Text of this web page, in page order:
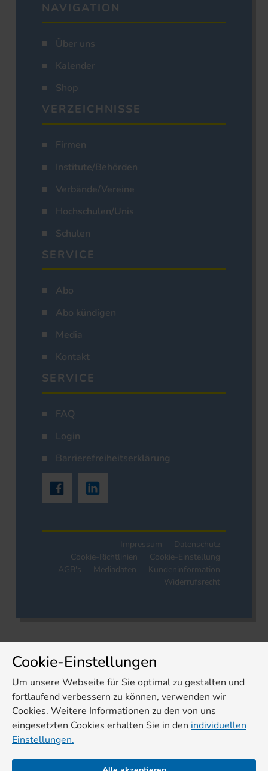
NAVIGATION
Über uns
Kalender
Shop
VERZEICHNISSE
Firmen
Institute/Behörden
Verbände/Vereine
Hochschulen/Unis
Schulen
SERVICE
Abo
Abo kündigen
Media
Kontakt
SERVICE
FAQ
Login
Barrierefreiheitserklärung
Impressum
Datenschutz
Cookie-Richtlinien
Cookie-Einstellung
AGB's
Mediadaten
Kundeninformation
Widerrufsrecht
Cookie-Einstellungen
Um unsere Webseite für Sie optimal zu gestalten und
fortlaufend verbessern zu können, verwenden wir
Cookies. Weitere Informationen zu den von uns
eingesetzten Cookies erhalten Sie in den individuellen
Einstellungen.